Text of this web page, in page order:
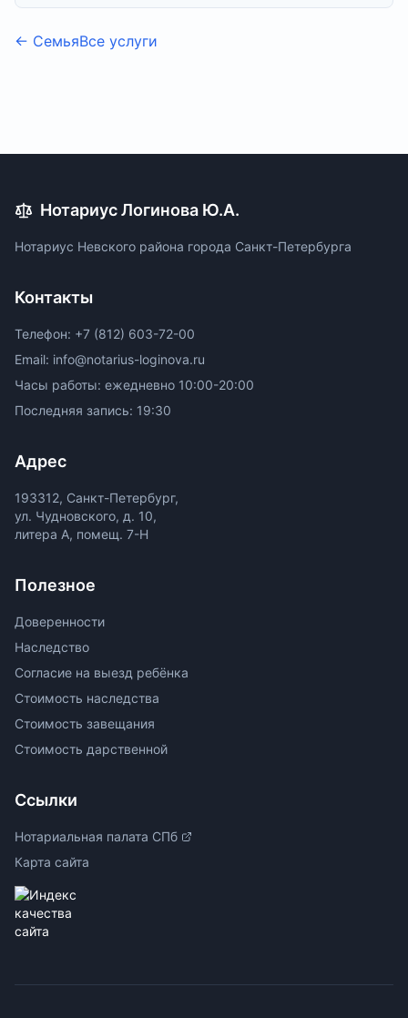
← СемьяВсе услуги
Нотариус Логинова Ю.А.
Нотариус Невского района города Санкт-Петербурга
Контакты
Телефон: +7 (812) 603-72-00
Email: info@notarius-loginova.ru
Часы работы: ежедневно 10:00-20:00
Последняя запись: 19:30
Адрес
193312, Санкт-Петербург,
ул. Чудновского, д. 10,
литера А, помещ. 7-Н
Полезное
Доверенности
Наследство
Согласие на выезд ребёнка
Стоимость наследства
Стоимость завещания
Стоимость дарственной
Ссылки
Нотариальная палата СПб
Карта сайта